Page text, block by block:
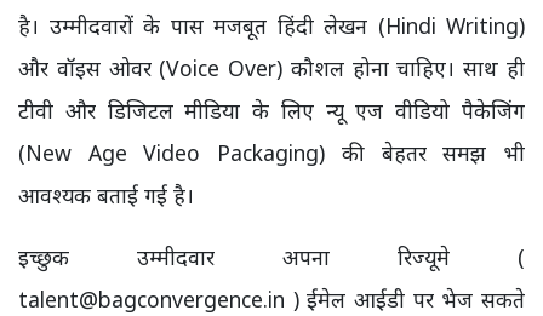
है। उम्मीदवारों के पास मजबूत हिंदी लेखन (Hindi Writing)
और वॉइस ओवर (Voice Over) कौशल होना चाहिए। साथ ही
टीवी और डिजिटल मीडिया के लिए न्यू एज वीडियो पैकेजिंग
(New Age Video Packaging) की बेहतर समझ भी
आवश्यक बताई गई है।
इच्छुक उम्मीदवार अपना रिज्यूमे (
talent@bagconvergence.in ) ईमेल आईडी पर भेज सकते